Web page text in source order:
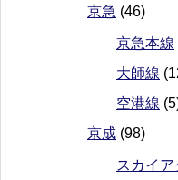
京急 (46)
京急本線
大師線
空港線
京成 (98)
スカイ